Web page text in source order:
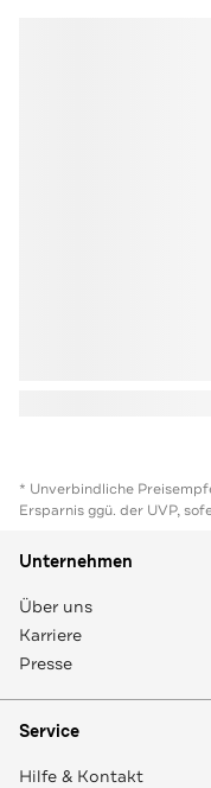
* Unverbindliche
Ersparnis ggü. der UVP,
Unternehmen
Über uns
Karriere
Presse
Service
Hilfe & Kontakt